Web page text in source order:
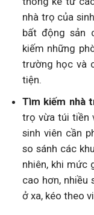
nhà trọ của
bất động sản
kiếm những
trường học và
tiện.
Tìm kiếm nhà
trọ vừa túi tiền
sinh viên cần
so sánh các
nhiên, khi mức
cao hơn, nhiều
ở xa, kéo theo